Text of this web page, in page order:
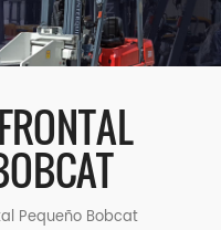
Pequeño Bobcat